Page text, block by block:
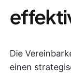
Die
einen